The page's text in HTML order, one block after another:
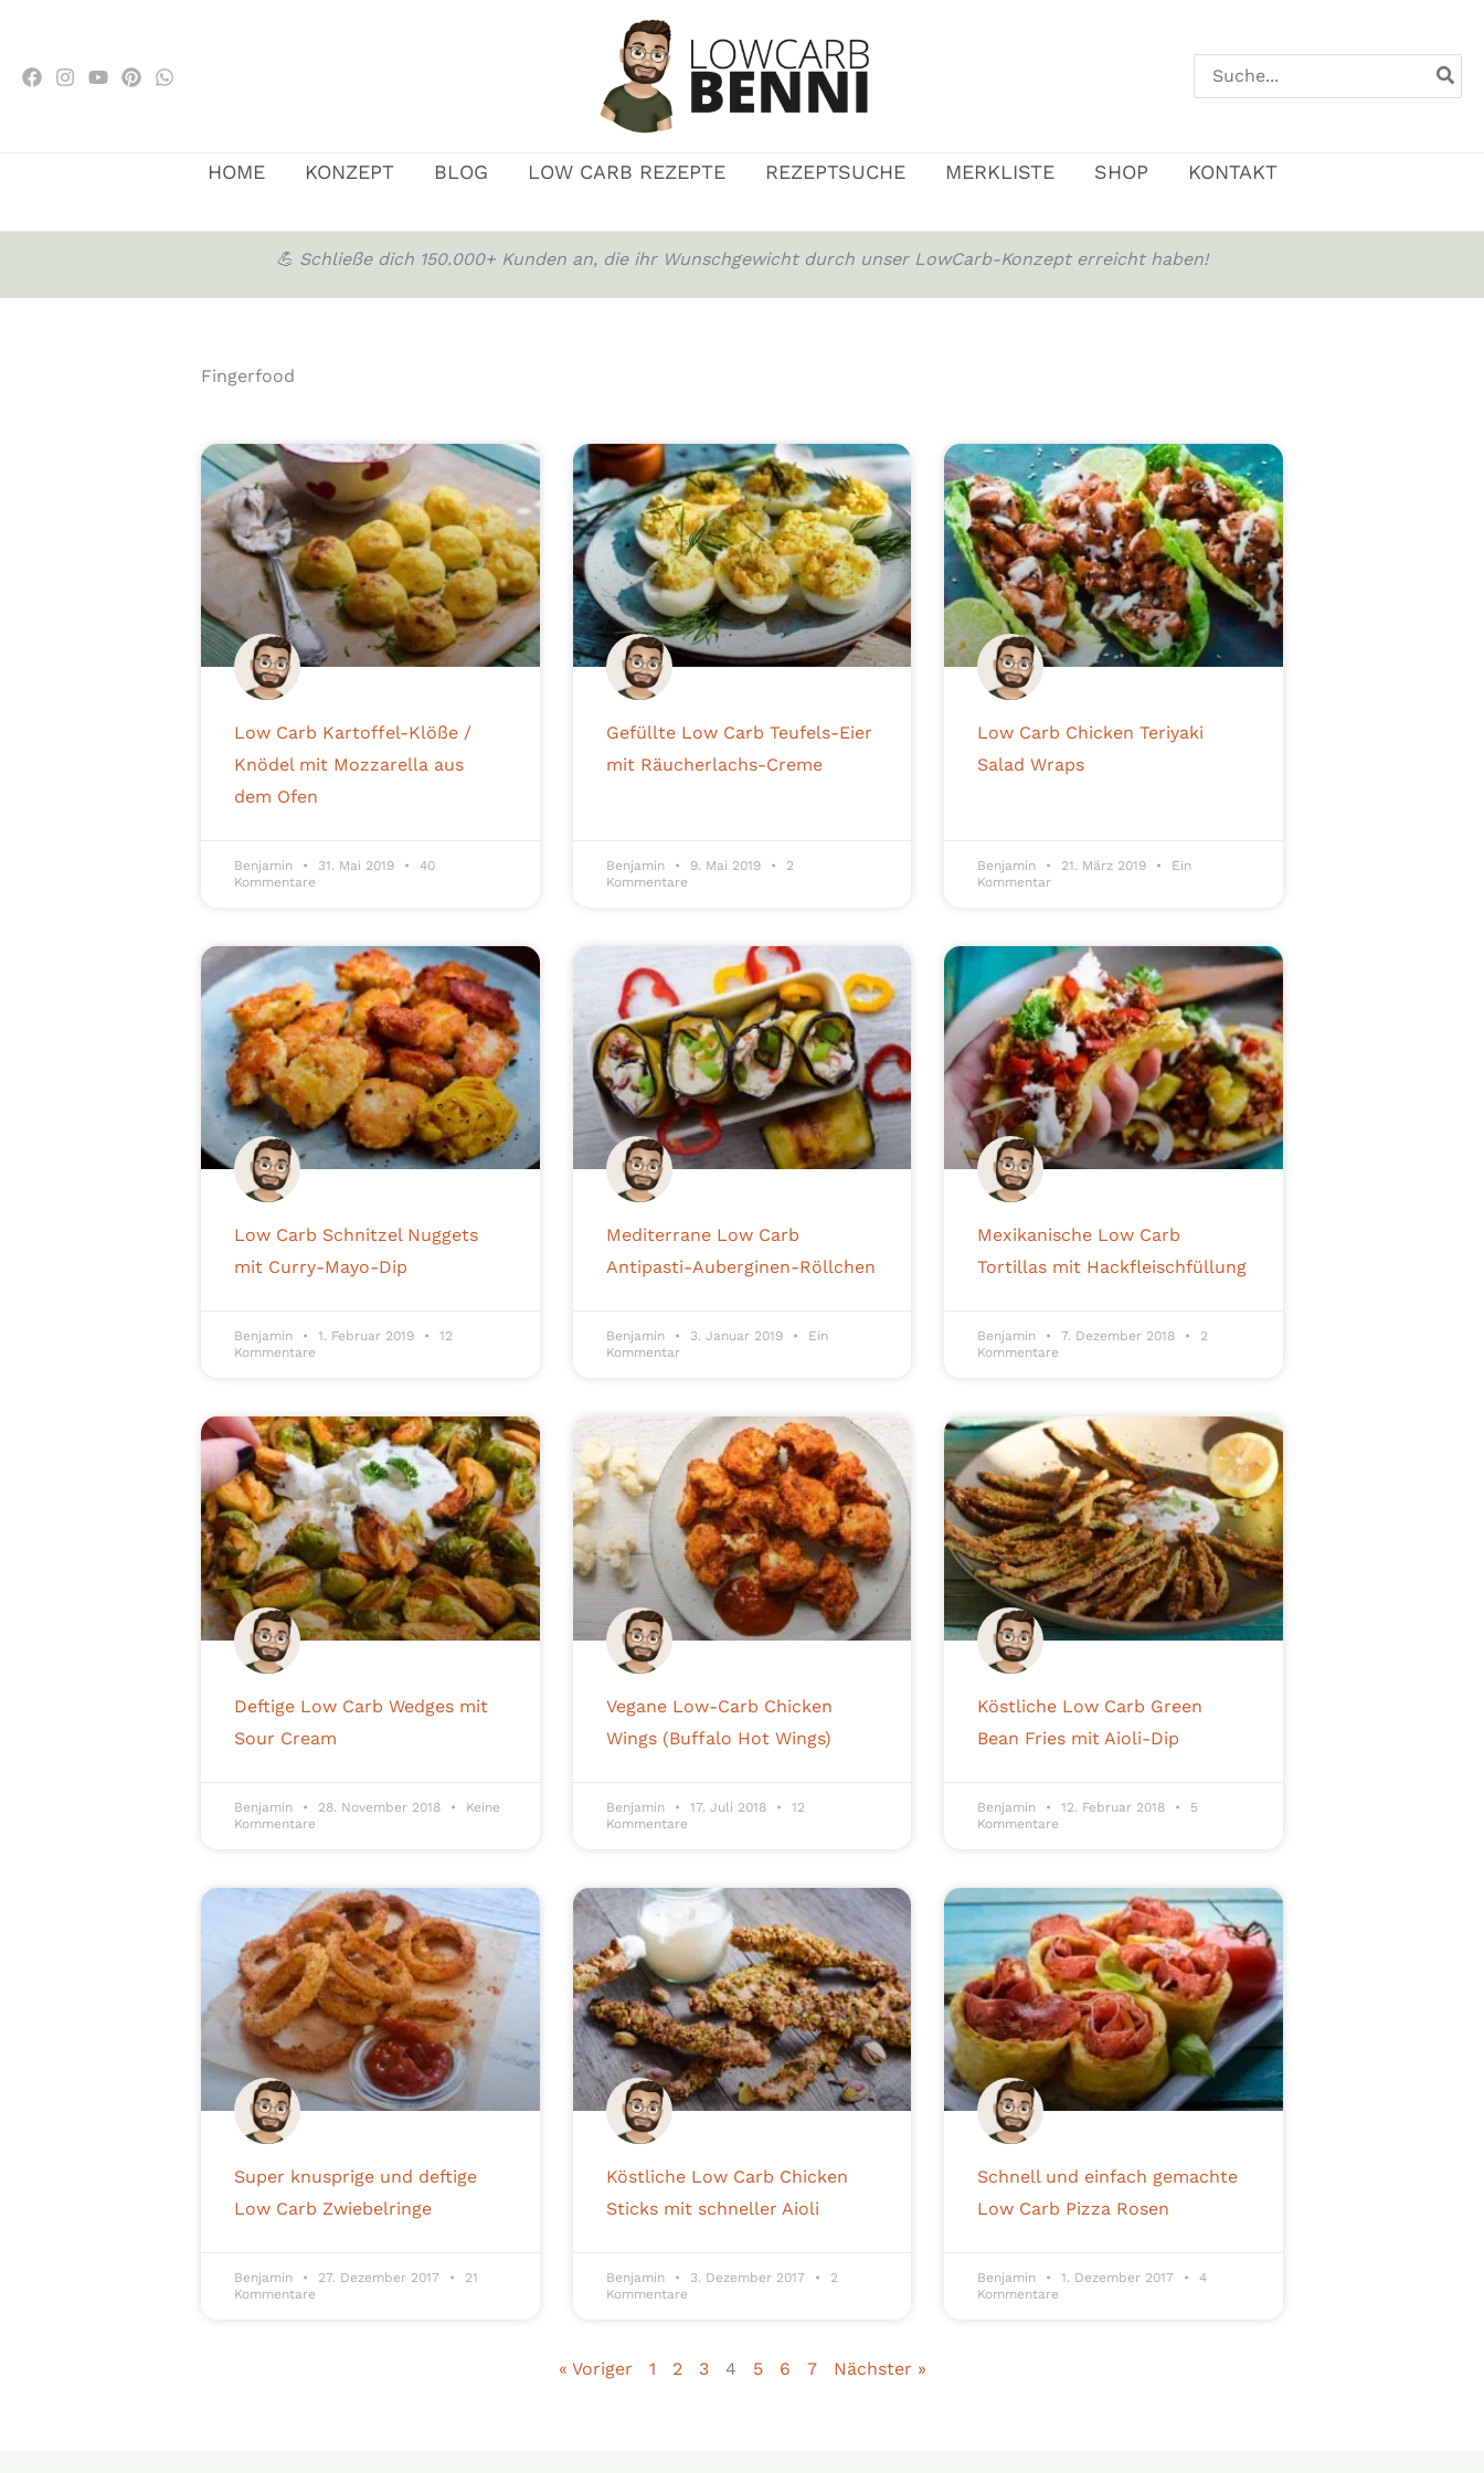
springen
Search
for:
HOME KONZEPT BLOG LOW CARB REZEPTE REZEPTSUCHE MERKLISTE SHOP KONTAKT
💪 Schließe dich 150.000+ Kunden an, die ihr Wunschgewicht durch unser LowCarb-Konzept erreicht haben!
Fingerfood
Low Carb Kartoffel-Klöße /
Knödel mit Mozzarella aus
dem Ofen
Benjamin 31. Mai 2019
40
Kommentare
Gefüllte Low Carb Teufels-Eier
mit Räucherlachs-Creme
Benjamin 9. Mai 2019
2
Kommentare
Low Carb Chicken Teriyaki
Salad Wraps
Benjamin 21. März 2019
Ein
Kommentar
Low Carb Schnitzel Nuggets
mit Curry-Mayo-Dip
Benjamin 1. Februar 2019
12
Kommentare
Mediterrane Low Carb
Antipasti-Auberginen-Röllchen
Benjamin 3. Januar 2019
Ein
Kommentar
Mexikanische Low Carb
Tortillas mit Hackfleischfüllung
Benjamin 7. Dezember 2018
2
Kommentare
Deftige Low Carb Wedges mit
Sour Cream
Benjamin 28. November 2018
Keine
Kommentare
Vegane Low-Carb Chicken
Wings (Buffalo Hot Wings)
Benjamin 17. Juli 2018
12
Kommentare
Köstliche Low Carb Green
Bean Fries mit Aioli-Dip
Benjamin 12. Februar 2018
5
Kommentare
Super knusprige und deftige
Low Carb Zwiebelringe
Benjamin 27. Dezember 2017
21
Kommentare
Köstliche Low Carb Chicken
Sticks mit schneller Aioli
Benjamin 3. Dezember 2017
2
Kommentare
Schnell und einfach gemachte
Low Carb Pizza Rosen
Benjamin 1. Dezember 2017
4
Kommentare
« Voriger 1 2 3 4 5 6 7 Nächster »